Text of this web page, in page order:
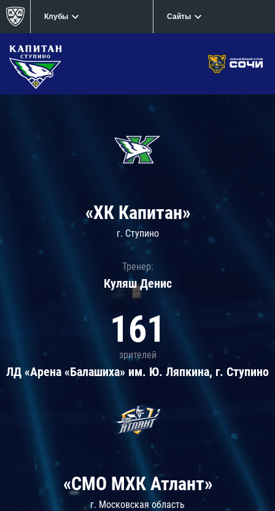
Клубы Сайты
«ХК Капитан»
г. Ступино
Тренер:
Куляш Денис
161
зрителей
ЛД «Арена «Балашиха» им. Ю. Ляпкина, г. Ступино
«СМО МХК Атлант»
г. Московская область